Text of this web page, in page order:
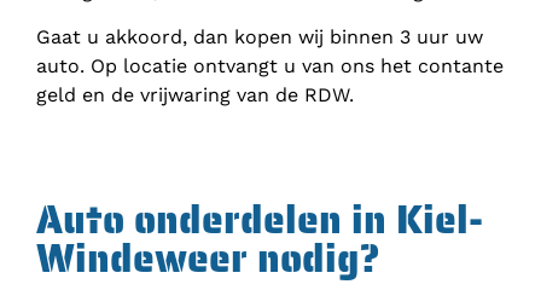
Gaat u akkoord, dan kopen wij binnen 3 uur uw
auto. Op locatie ontvangt u van ons het contante
geld en de vrijwaring van de RDW.
Auto onderdelen in Kiel-
Windeweer nodig?